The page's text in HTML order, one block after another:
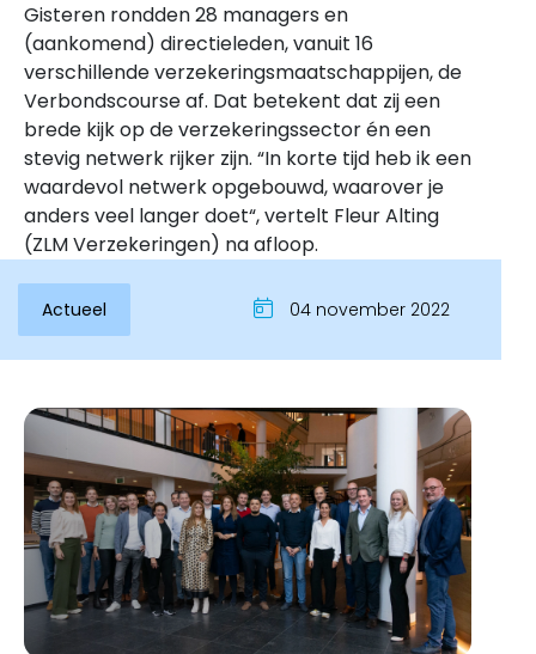
Inloggen
Gisteren rondden 28 managers en
(aankomend) directieleden, vanuit 16
verschillende verzekeringsmaatschappijen, de
Verbondscourse af. Dat betekent dat zij een
brede kijk op de verzekeringssector én een
stevig netwerk rijker zijn. “In korte tijd heb ik een
waardevol netwerk opgebouwd, waarover je
anders veel langer doet“, vertelt Fleur Alting
(ZLM Verzekeringen) na afloop.
Actueel 04 november 2022